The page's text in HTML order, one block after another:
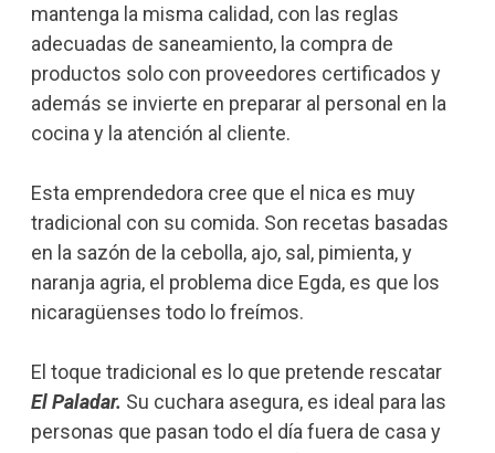
mantenga la misma calidad, con las reglas
adecuadas de saneamiento, la compra de
productos solo con proveedores certificados y
además se invierte en preparar al personal en la
cocina y la atención al cliente.
Esta emprendedora cree que el nica es muy
tradicional con su comida. Son recetas basadas
en la sazón de la cebolla, ajo, sal, pimienta, y
naranja agria, el problema dice Egda, es que los
nicaragüenses todo lo freímos.
El toque tradicional es lo que pretende rescatar
El Paladar. Su cuchara asegura, es ideal para las
personas que pasan todo el día fuera de casa y